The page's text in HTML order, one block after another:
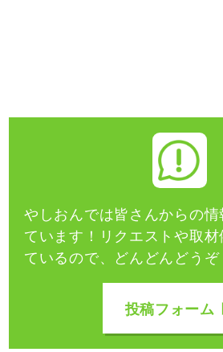
やしおんでは皆さんからの
ています！ リクエストや取
ているので、どんどんどうぞ
投稿フォー